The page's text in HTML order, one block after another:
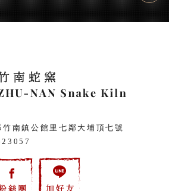
南鎮公館里七鄰大埔頂七號